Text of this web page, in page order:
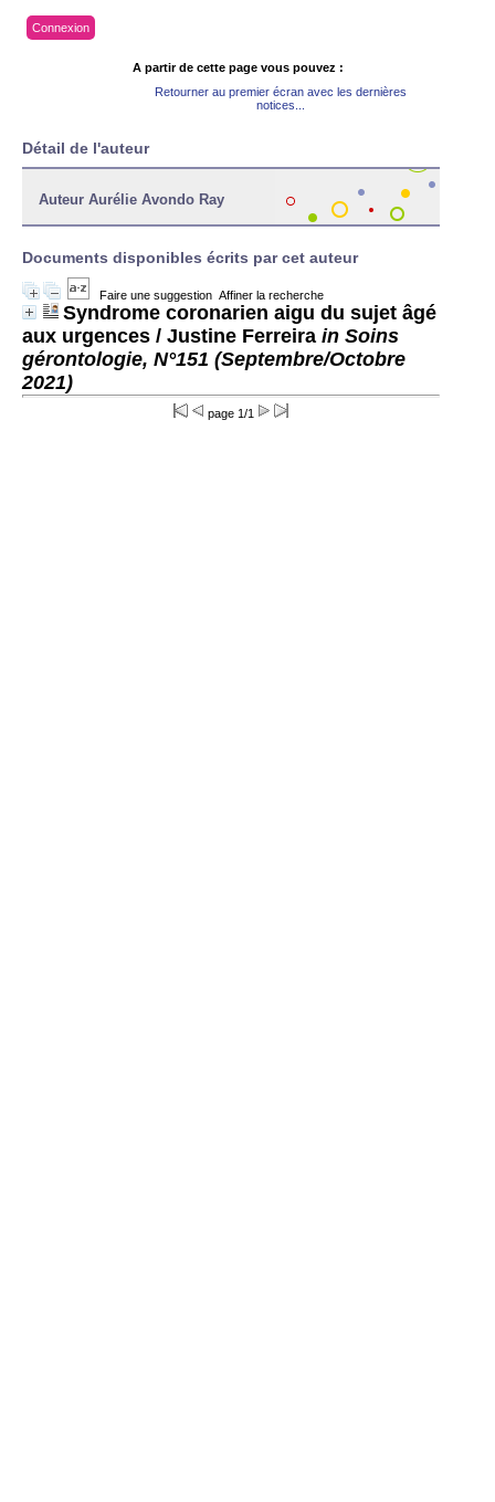
Connexion
A partir de cette page vous pouvez :
Retourner au premier écran avec les dernières
notices...
Détail de l'auteur
Auteur Aurélie Avondo Ray
Documents disponibles écrits par cet auteur
Faire une suggestion Affiner la recherche
Syndrome coronarien aigu du sujet âgé
aux urgences / Justine Ferreira in Soins
gérontologie, N°151 (Septembre/Octobre
2021)
page 1/1